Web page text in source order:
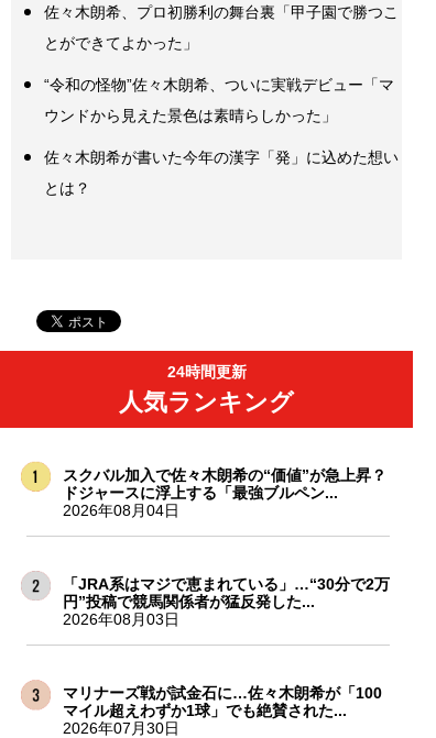
佐々木朗希、プロ初勝利の舞台裏「甲子園で勝つこ
とができてよかった」
“令和の怪物”佐々木朗希、ついに実戦デビュー「マ
ウンドから見えた景色は素晴らしかった」
佐々木朗希が書いた今年の漢字「発」に込めた想い
とは？
24時間更新
人気ランキング
スクバル加入で佐々木朗希の“価値”が急上昇？
ドジャースに浮上する「最強ブルペン...
2026年08月04日
「JRA系はマジで恵まれている」…“30分で2万
円”投稿で競馬関係者が猛反発した...
2026年08月03日
マリナーズ戦が試金石に…佐々木朗希が「100
マイル超えわずか1球」でも絶賛された...
2026年07月30日